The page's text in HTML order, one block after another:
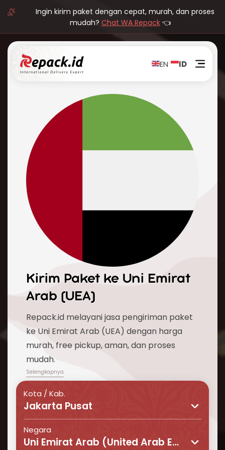
Ingin kirim paket dengan cepat, murah, dan proses
mudah? Chat WA Repack👈
EN ID
Kirim Paket ke Uni Emirat
Arab (UEA)
Repack.id melayani jasa pengiriman paket
ke Uni Emirat Arab (UEA) dengan harga
murah, free pickup, aman, dan proses
mudah.
Kota / Kab.
Jakarta Pusat
Negara
Uni Emirat Arab (United Arab Emirates)